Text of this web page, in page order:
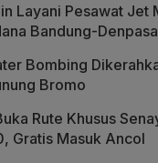
Layani Pesawat Jet
Bandung-
Bombing
Bromo
Rute Khusus
Gratis Masuk Ancol